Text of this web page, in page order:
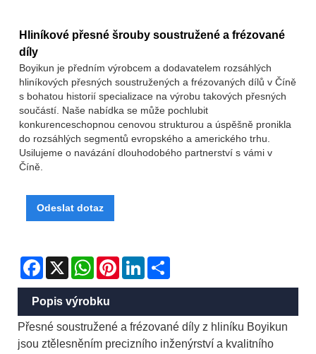
Hliníkové přesné šrouby soustružené a frézované
díly
Boyikun je předním výrobcem a dodavatelem rozsáhlých
hliníkových přesných soustružených a frézovaných dílů v Číně
s bohatou historií specializace na výrobu takových přesných
součástí. Naše nabídka se může pochlubit
konkurenceschopnou cenovou strukturou a úspěšně pronikla
do rozsáhlých segmentů evropského a amerického trhu.
Usilujeme o navázání dlouhodobého partnerství s vámi v
Číně.
Odeslat dotaz
Facebook
X WhatsAppPinterestLinkedIn
Popis výrobku
Přesné soustružené a frézované díly z hliníku Boyikun
jsou ztělesněním precizního inženýrství a kvalitního